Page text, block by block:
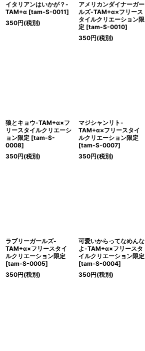
イタリアンはいかが？-
TAM+α [tam-S-0011]
350円(税別)
アメリカンダイナーガー
ルズ-TAM+α×フリース
タイルクリエーション限
定 [tam-S-0010]
350円(税別)
狼とキョウ-TAM+α×フ
リースタイルクリエーシ
ョン限定 [tam-S-
0008]
350円(税別)
マジシャンリト-
TAM+α×フリースタイ
ルクリエーション限定
[tam-S-0007]
350円(税別)
ラブリーガールズ-
TAM+α×フリースタイ
ルクリエーション限定
[tam-S-0005]
350円(税別)
可愛いからってなめんな
よ-TAM+α×フリースタ
イルクリエーション限定
[tam-S-0004]
350円(税別)